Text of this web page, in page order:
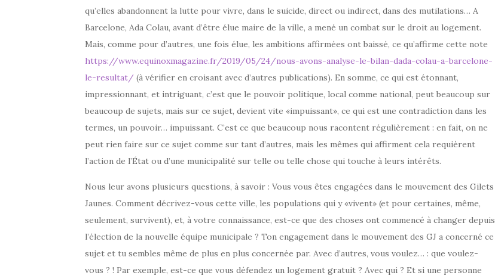
qu’elles abandonnent la lutte pour vivre, dans le suicide, direct ou indirect, dans des mutilations… A
Barcelone, Ada Colau, avant d’être élue maire de la ville, a mené un combat sur le droit au logement.
Mais, comme pour d’autres, une fois élue, les ambitions affirmées ont baissé, ce qu’affirme cette note
https://www.equinoxmagazine.fr/2019/05/24/nous-avons-analyse-le-bilan-dada-colau-a-barcelone-
le-resultat/ (à vérifier en croisant avec d’autres publications). En somme, ce qui est étonnant,
impressionnant, et intriguant, c’est que le pouvoir politique, local comme national, peut beaucoup sur
beaucoup de sujets, mais sur ce sujet, devient vite «impuissant», ce qui est une contradiction dans les
termes, un pouvoir… impuissant. C’est ce que beaucoup nous racontent régulièrement : en fait, on ne
peut rien faire sur ce sujet comme sur tant d’autres, mais les mêmes qui affirment cela requièrent
l’action de l’État ou d’une municipalité sur telle ou telle chose qui touche à leurs intérêts.
Nous leur avons plusieurs questions, à savoir : Vous vous êtes engagées dans le mouvement des Gilets
Jaunes. Comment décrivez-vous cette ville, les populations qui y «vivent» (et pour certaines, même,
seulement, survivent), et, à votre connaissance, est-ce que des choses ont commencé à changer depuis
l’élection de la nouvelle équipe municipale ? Ton engagement dans le mouvement des GJ a concerné ce
sujet et tu sembles même de plus en plus concernée par. Avec d’autres, vous voulez… : que voulez-
vous ? ! Par exemple, est-ce que vous défendez un logement gratuit ? Avec qui ? Et si une personne